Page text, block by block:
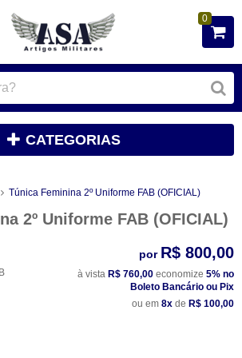
0
CATEGORIAS
Túnica Feminina 2º Uniforme FAB (OFICIAL)
2º Uniforme FAB (OFICIAL)
por R$ 800,00
à vista R$ 760,00 economize 5% no
Boleto Bancário ou Pix
ou em 8x de R$ 100,00